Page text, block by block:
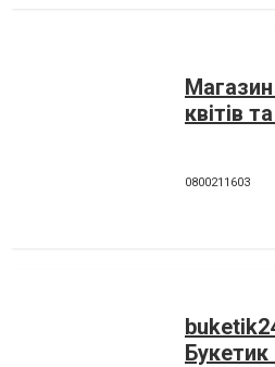
квітів
0800211603
Букетик